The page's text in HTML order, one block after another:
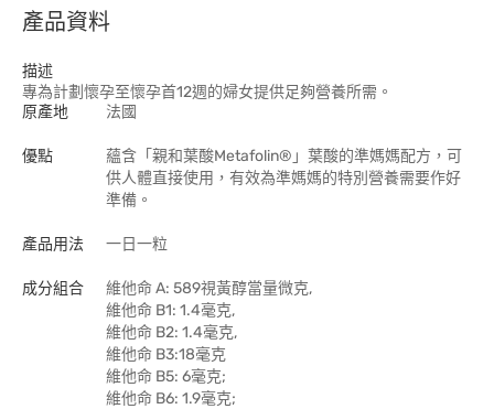
產品資料
描述
專為計劃懷孕至懷孕首12週的婦女提供足夠營養所需。
原產地
法國
優點
蘊含「親和葉酸Metafolin®」葉酸的準媽媽配方，可
供人體直接使用，有效為準媽媽的特別營養需要作好
準備。
產品用法 一日一粒
成分組合
維他命 A: 589視黃醇當量微克,
維他命 B1: 1.4毫克,
維他命 B2: 1.4毫克,
維他命 B3:18毫克
維他命 B5: 6毫克;
維他命 B6: 1.9毫克;